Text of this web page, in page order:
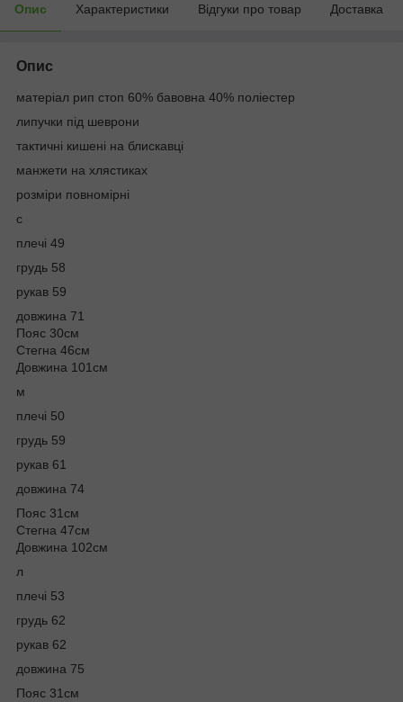
Опис Характеристики Відгуки про товар Доставка
Опис
матеріал рип стоп 60% бавовна 40% поліестер
липучки під шеврони
тактичні кишені на блискавці
манжети на хлястиках
розміри повномірні
с
плечі 49
грудь 58
рукав 59
довжина 71
Пояс 30см
Стегна 46см
Довжина 101см
м
плечі 50
грудь 59
рукав 61
довжина 74
Пояс 31см
Стегна 47см
Довжина 102см
л
плечі 53
грудь 62
рукав 62
довжина 75
Пояс 31см